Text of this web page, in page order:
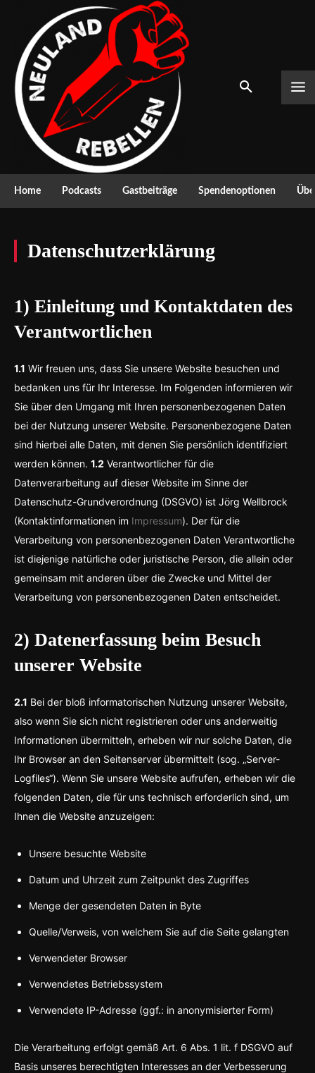
Home Podcasts Gastbeiträge Spendenoptionen
Datenschutzerklärung
1) Einleitung und Kontaktdaten des
Verantwortlichen
1.1 Wir freuen uns, dass Sie unsere Website besuchen und
bedanken uns für Ihr Interesse. Im Folgenden informieren wir
Sie über den Umgang mit Ihren personenbezogenen Daten
bei der Nutzung unserer Website. Personenbezogene Daten
sind hierbei alle Daten, mit denen Sie persönlich identifiziert
werden können. 1.2 Verantwortlicher für die
Datenverarbeitung auf dieser Website im Sinne der
Datenschutz-Grundverordnung (DSGVO) ist Jörg Wellbrock
(Kontaktinformationen im Impressum). Der für die
Verarbeitung von personenbezogenen Daten Verantwortliche
ist diejenige natürliche oder juristische Person, die allein oder
gemeinsam mit anderen über die Zwecke und Mittel der
Verarbeitung von personenbezogenen Daten entscheidet.
2) Datenerfassung beim Besuch
unserer Website
2.1 Bei der bloß informatorischen Nutzung unserer Website,
also wenn Sie sich nicht registrieren oder uns anderweitig
Informationen übermitteln, erheben wir nur solche Daten, die
Ihr Browser an den Seitenserver übermittelt (sog. „Server-
Logfiles“). Wenn Sie unsere Website aufrufen, erheben wir die
folgenden Daten, die für uns technisch erforderlich sind, um
Ihnen die Website anzuzeigen:
Unsere besuchte Website
Datum und Uhrzeit zum Zeitpunkt des Zugriffes
Menge der gesendeten Daten in Byte
Quelle/Verweis, von welchem Sie auf die Seite gelangten
Verwendeter Browser
Verwendetes Betriebssystem
Verwendete IP-Adresse (ggf.: in anonymisierter Form)
Die Verarbeitung erfolgt gemäß Art. 6 Abs. 1 lit. f DSGVO auf
Basis unseres berechtigten Interesses an der Verbesserung